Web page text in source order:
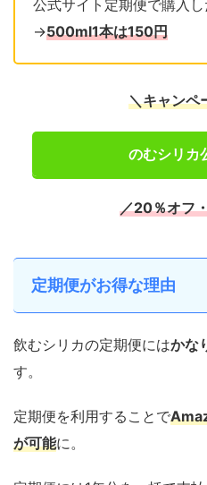
公式サイト定期便で購入
→500ml1本は150円
＼キャンペ
のむシリカ
／20％オフ
定期便がお得な理由
飲むシリカの定期便にはかな
す。
定期便を利用することで
が可能に。